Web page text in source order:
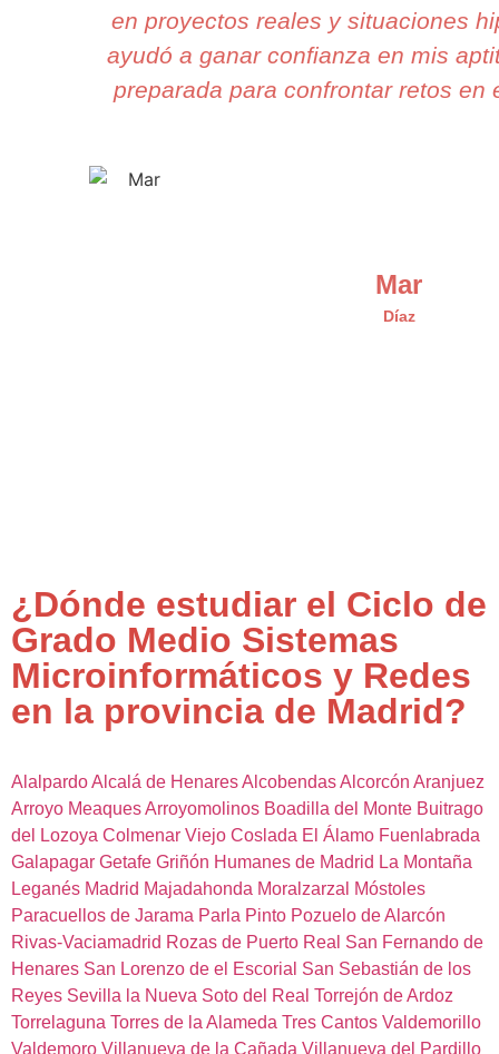
en proyectos reales y situaciones
ayudó a ganar confianza en mis
preparada para confrontar retos en
Mar
Díaz
¿Dónde estudiar el Ciclo de
Grado Medio Sistemas
Microinformáticos y Redes
en la provincia de Madrid?
AlalpardoAlcalá de HenaresAlcobendasAlcorcón Aranjuez
Arroyo MeaquesArroyomolinos Boadilla del Monte Buitrago
del Lozoya Colmenar Viejo Coslada El Álamo Fuenlabrada
Galapagar Getafe Griñón Humanes de Madrid La Montaña
Leganés Madrid Majadahonda Moralzarzal
Móstoles
Paracuellos de Jarama Parla Pinto Pozuelo de Alarcón
Rivas-Vaciamadrid Rozas de Puerto Real San Fernando de
Henares San Lorenzo de el Escorial San Sebastián de los
Reyes Sevilla la Nueva Soto del Real Torrejón de Ardoz
Torrelaguna Torres de la Alameda Tres Cantos Valdemorillo
Valdemoro Villanueva de la Cañada Villanueva del Pardillo